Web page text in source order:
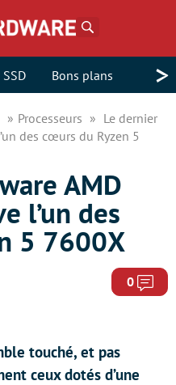
SSD Bons plans >
Processeurs
Le dernier
des cœurs du Ryzen 5
AMD
l’un des
5 7600X
0
touché, et pas
ceux dotés d’une